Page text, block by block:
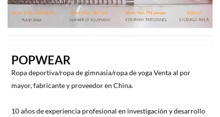
POPWEAR
Ropa deportiva/ropa de gimnasia/ropa de yoga Venta al por
mayor, fabricante y proveedor en China.
10 años de experiencia profesional en investigación y desarrollo